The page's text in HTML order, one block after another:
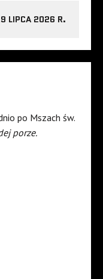
LIPCA 2026 R.
po Mszach św.
porze.